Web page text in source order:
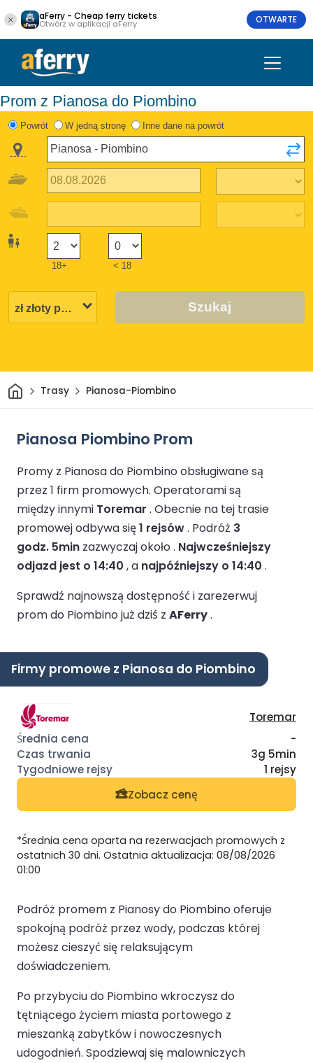
aFerry - Cheap ferry tickets
Otwórz w aplikacji aFerry OTWARTE
Prom z Pianosa do Piombino
Powrót W jedną stronę Inne dane na powrót
18+ < 18
Szukaj
DomTrasy Pianosa-Piombino
Pianosa Piombino Prom
Promy z Pianosa do Piombino obsługiwane są
przez 1 firm promowych. Operatorami są
między innymi Toremar . Obecnie na tej trasie
promowej odbywa się1 rejsów. Podróż 3
godz. 5min zazwyczaj około . Najwcześniejszy
odjazd jest o 14:40 , a najpóźniejszy o 14:40 .
Sprawdź najnowszą dostępność i zarezerwuj
prom do Piombino już dziś z AFerry.
Firmy promowe z Pianosa do Piombino
Toremar
-
3g 5min
1 rejsy
Zobacz cenę
*Średnia cena oparta na rezerwacjach promowych z
ostatnich 30 dni. Ostatnia aktualizacja: 08/08/2026
01:00
Podróż promem z Pianosy do Piombino oferuje
spokojną podróż przez wody, podczas której
możesz cieszyć się relaksującym
doświadczeniem.
Po przybyciu do Piombino wkroczysz do
tętniącego życiem miasta portowego z
mieszanką zabytków i nowoczesnych
udogodnień. Spodziewaj się malowniczych